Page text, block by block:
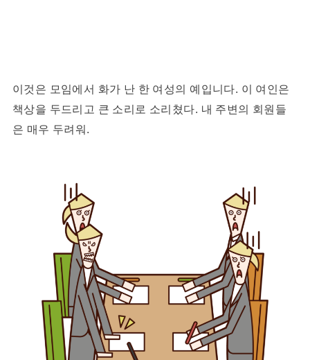
이것은 모임에서 화가 난 한 여성의 예입니다. 이 여인은
책상을 두드리고 큰 소리로 소리쳤다. 내 주변의 회원들
은 매우 두려워.